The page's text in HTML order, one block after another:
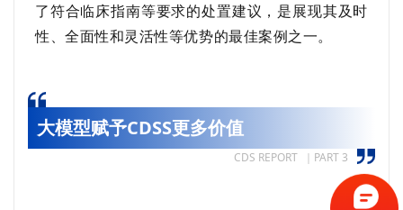
了符合临床指南等要求的处置建议，是展现其及时
性、全面性和灵活性等优势的最佳案例之一。
大模型赋予CDSS更多价值
CDS REPORT ｜PART 3